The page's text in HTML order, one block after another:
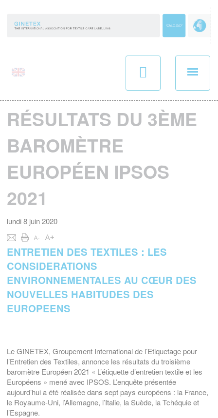
RÉSULTATS DU 3ÈME
BAROMÈTRE
EUROPÉEN IPSOS
2021
lundi 8 juin 2020
ENTRETIEN DES TEXTILES : LES
CONSIDERATIONS
ENVIRONNEMENTALES AU CŒUR DES
NOUVELLES HABITUDES DES
EUROPEENS
Le GINETEX, Groupement International de l’Etiquetage pour
l’Entretien des Textiles, annonce les résultats du troisième
baromètre Européen 2021 « L’étiquette d’entretien textile et les
Européens » mené avec IPSOS. L’enquête présentée
aujourd’hui a été réalisée dans sept pays européens : la France,
le Royaume-Uni, l’Allemagne, l’Italie, la Suède, la Tchéquie et
l’Espagne.